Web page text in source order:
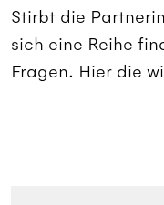
Stirbt die
sich eine Reihe
Fragen. Hier die